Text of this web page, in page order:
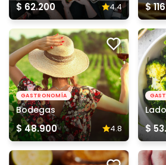
$ 62.200 4.4 $
GASTRONOMÍA
Bodegas
$ 48.900 4.8 $